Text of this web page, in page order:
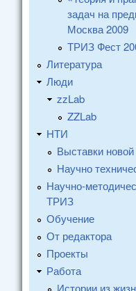
задач на
Москва 2009
ТРИЗ Фест
Литература
Люди
zzLab
ZZLab
НТИ
Выставки новой
Научно
Научно-
ТРИЗ
Обучение
От редактора
Проекты
Работа
Истории из